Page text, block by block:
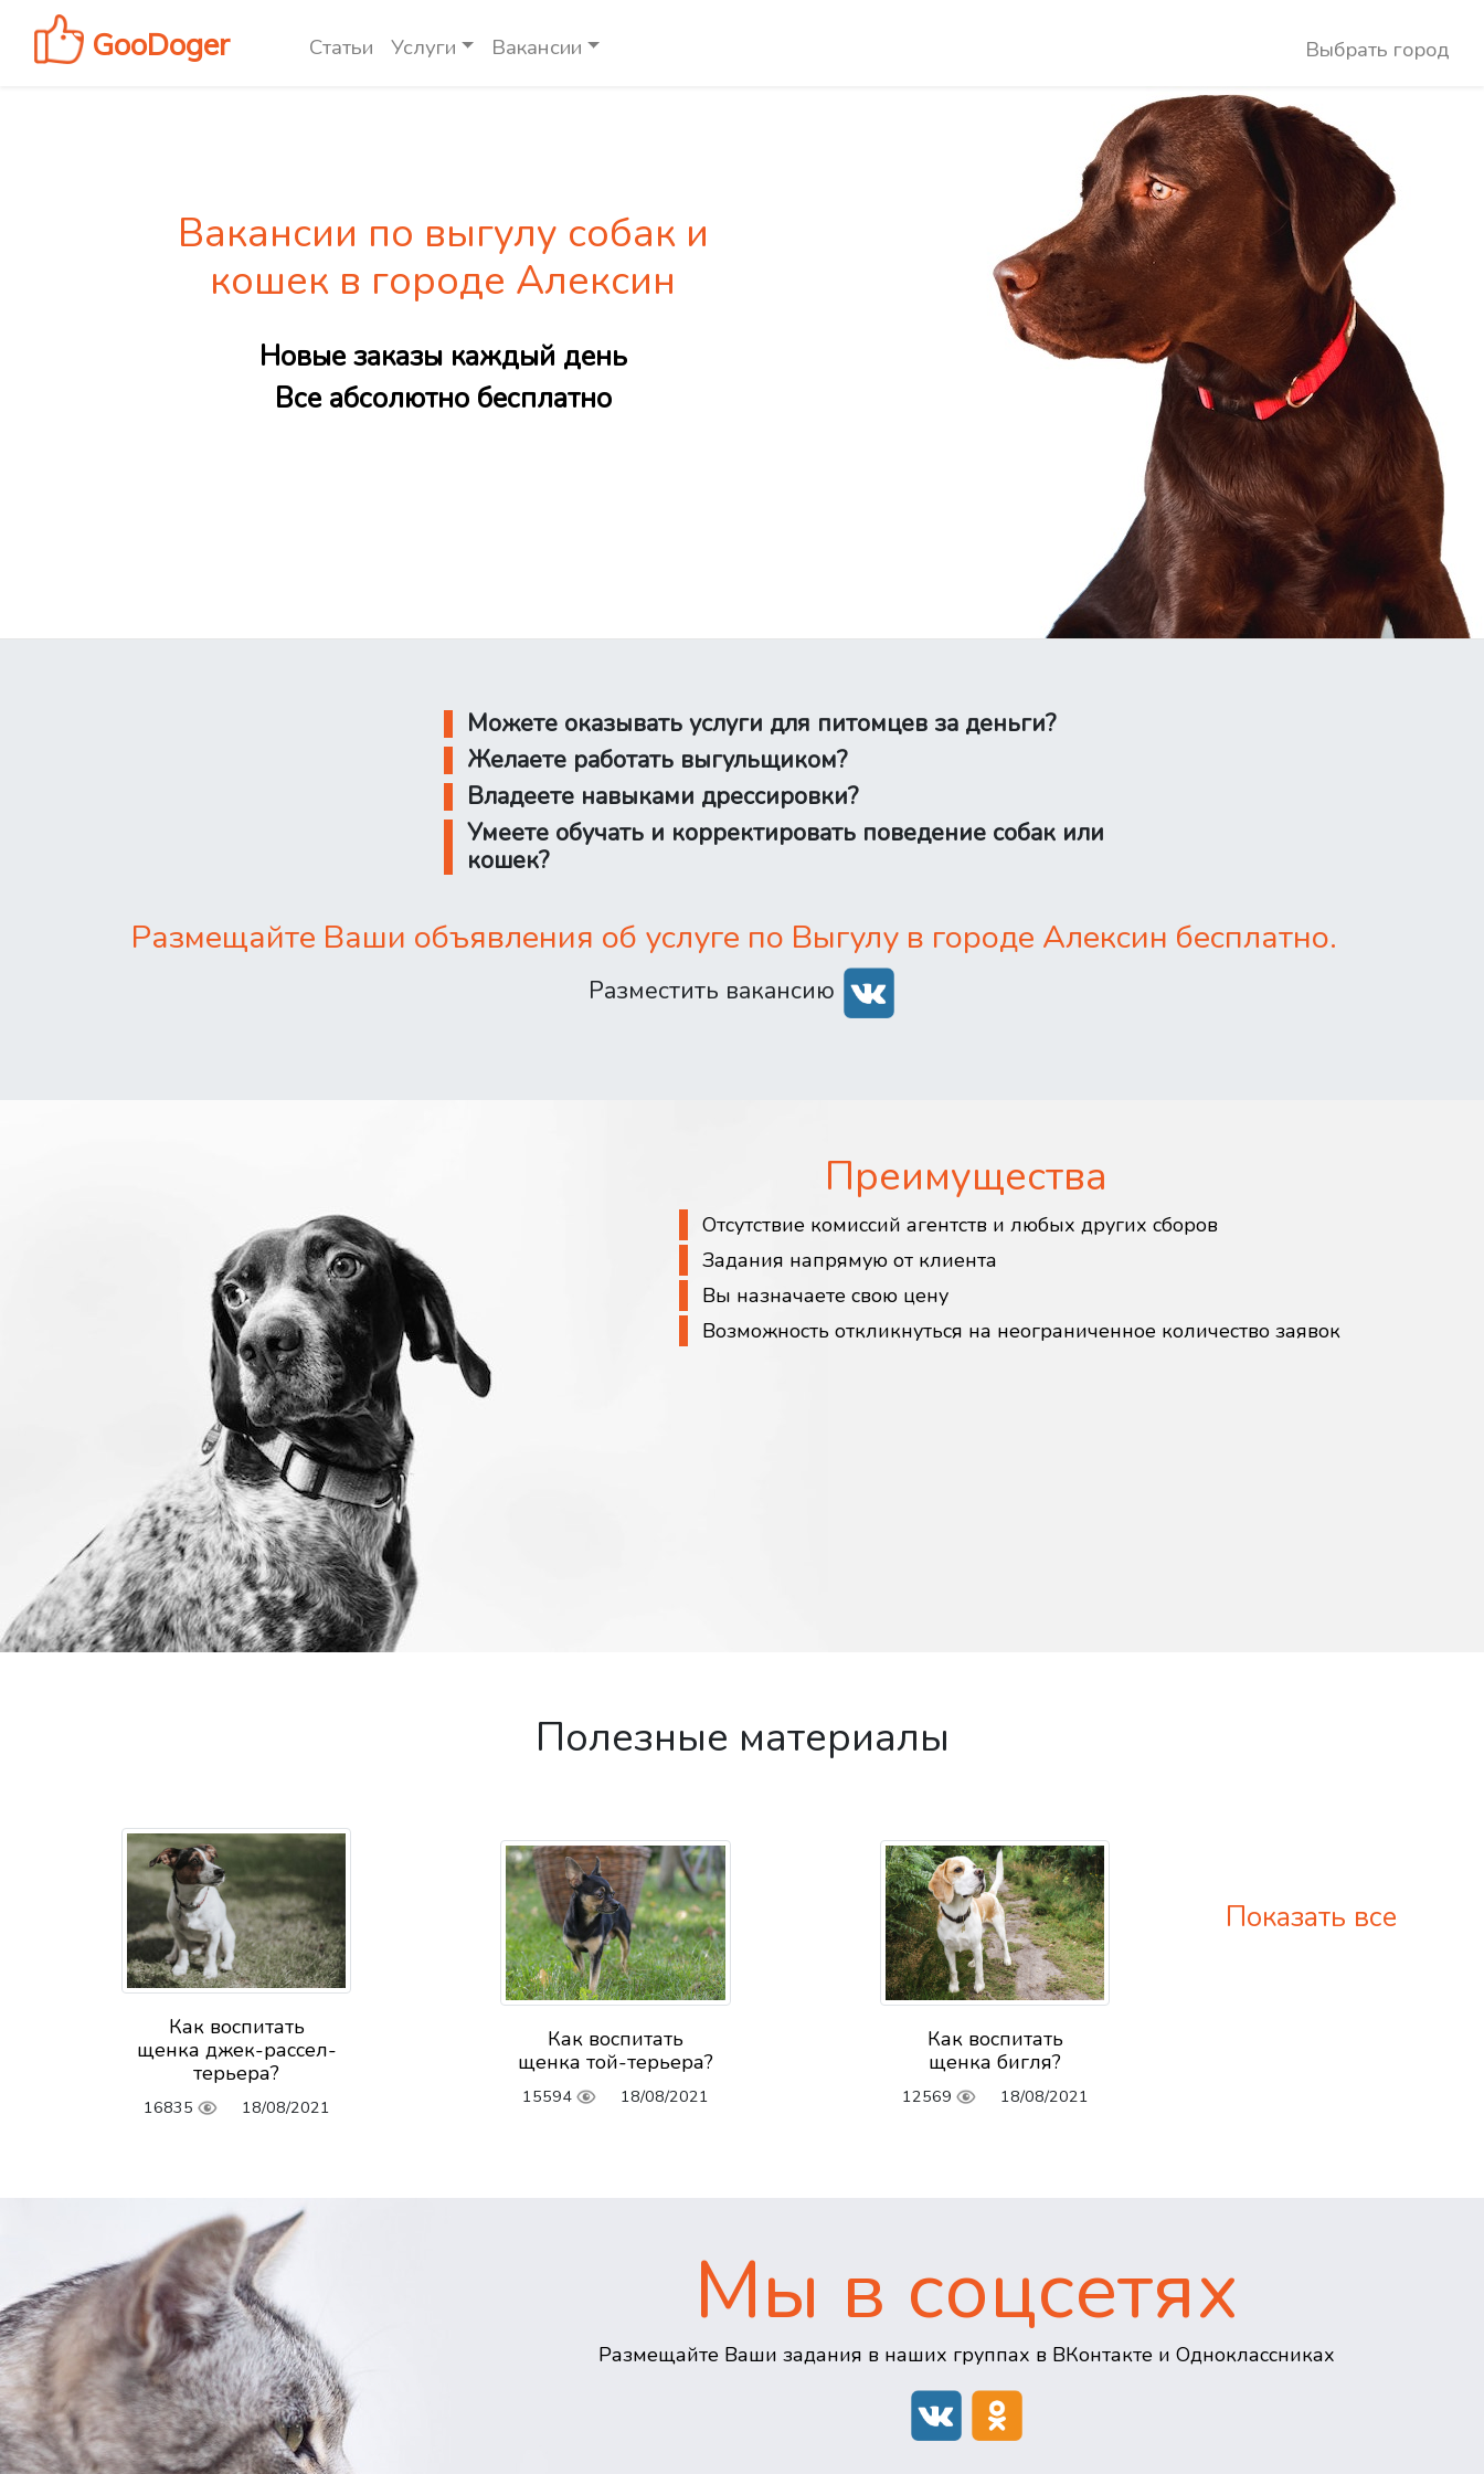
GooDoger Статьи Услуги Вакансии Выбрать город
Вакансии по выгулу собак и
кошек в городе Алексин
Новые заказы каждый день
Все абсолютно бесплатно
Можете оказывать услуги для питомцев за деньги?
Желаете работать выгульщиком?
Владеете навыками дрессировки?
Умеете обучать и корректировать поведение собак или
кошек?
Размещайте Ваши объявления об услуге по Выгулу в городе Алексин бесплатно.
Разместить вакансию
Преимущества
Отсутствие комиссий агентств и любых других сборов
Задания напрямую от клиента
Вы назначаете свою цену
Возможность откликнуться на неограниченное количество заявок
Полезные материалы
Как воспитать
щенка джек-рассел-
терьера?
16835 18/08/2021
Как воспитать
щенка той-терьера?
15594 18/08/2021
Как воспитать
щенка бигля?
12569 18/08/2021
Показать все
Мы в соцсетях
Размещайте Ваши задания в наших группах в ВКонтакте и Одноклассниках